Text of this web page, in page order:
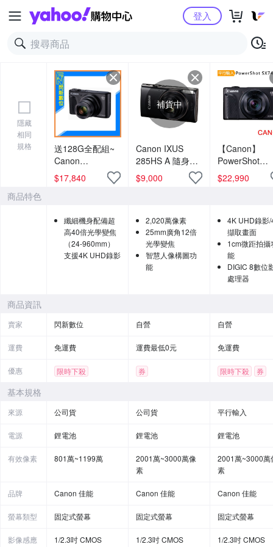
Yahoo購物中心登入
隱藏
相同
規格
送128G全配組~
Canon
PowerShot
SX740 HS 40倍
貨)
$17,840
補貨中
Canon IXUS
285HS A 隨身數
位相機(公司貨)
$9,000
【Canon】
PowerShot
SX740 HS 40
光學變焦4K數
$22,990
商品特色
纖細機身配備超
高40倍光學變焦
（24-960mm）
支援4K UHD錄影
2,020萬像素
25mm廣角12倍
光學變焦
智慧人像構圖功
能
4K UHD錄影/
擷取畫面
1cm微距拍攝
能
DIGIC 8數位
處理器
商品資訊
賣家 閃新數位 自營 自營
運費 免運費 運費最低0元 免運費
優惠 限時下殺 券 限時下殺 券
基本規格
來源 公司貨 公司貨 平行輸入
電源 鋰電池 鋰電池 鋰電池
有效像素 801萬~1199萬
2001萬~3000萬像
素
2001萬~3000萬
素
品牌 Canon 佳能 Canon 佳能 Canon 佳能
螢幕類型 固定式螢幕 固定式螢幕 固定式螢幕
影像感應
1/2.3吋 CMOS 1/2.3吋 CMOS 1/2.3吋 CMOS